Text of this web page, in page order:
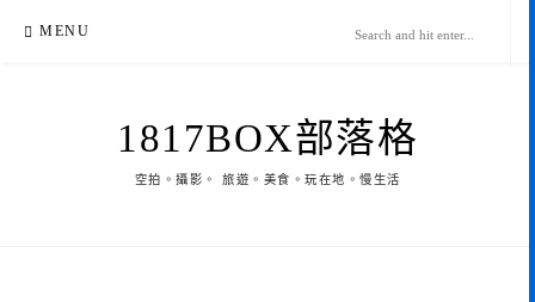
MENU
1817BOX部落格
空拍。攝影。 旅遊。美食。玩在地。慢生活